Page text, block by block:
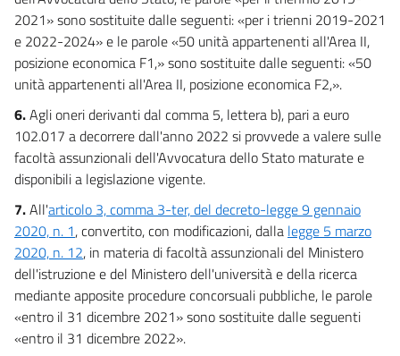
2021» sono sostituite dalle seguenti: «per i trienni 2019-2021
e 2022-2024» e le parole «50 unità appartenenti all'Area II,
posizione economica F1,» sono sostituite dalle seguenti: «50
unità appartenenti all'Area II, posizione economica F2,».
6.Agli oneri derivanti dal comma 5, lettera b), pari a euro
102.017 a decorrere dall'anno 2022 si provvede a valere sulle
facoltà assunzionali dell'Avvocatura dello Stato maturate e
disponibili a legislazione vigente.
7.All'articolo 3, comma 3-ter, del decreto-legge 9 gennaio
2020, n. 1, convertito, con modificazioni, dalla legge 5 marzo
2020, n. 12, in materia di facoltà assunzionali del Ministero
dell'istruzione e del Ministero dell'università e della ricerca
mediante apposite procedure concorsuali pubbliche, le parole
«entro il 31 dicembre 2021» sono sostituite dalle seguenti
«entro il 31 dicembre 2022».